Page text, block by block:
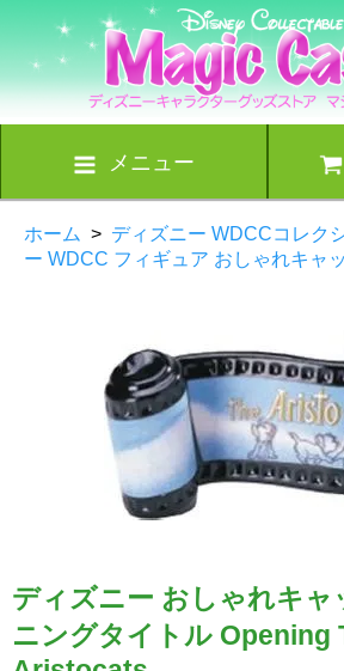
メニュー
ホーム > ディズニー WDCCコレク
ー WDCC フィギュア おしゃれキャ
ディズニー おしゃれキ
ニングタイトル Opening